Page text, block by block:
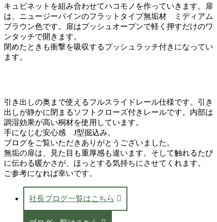
キュビネットを組み合わせてハコモノを作っていきます。扉
は、ニュージーパインのフラットタイプ無垢材 ミディアム
ブラウン色です。扉はプッシュオープンで軽く押すだけのワ
ンタッチで開きます。
閉めたときも衝撃を吸収するプッシュラッチ付きになってい
ます。
引き出しの奥まで使えるフルスライドレール仕様です。引き
出しが静かに閉まるソフトクローズ付きレールです。内部は
調湿効果が高い桐材を使用しています。
手になじむ安心感 J型掘込み。
ブログをご覧いただきありがとうございました。
無垢の扉は、見た目も重厚感も違います。そして触れるたび
に伝わる暖かさが、ほっとする気持ちにさせてくれます。
ご参考になれば幸いです。
社長ブログ一覧はこちら